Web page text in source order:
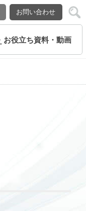
お問い合わせ
お役立ち資料・動画